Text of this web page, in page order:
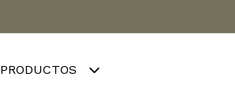
PRODUCTOS